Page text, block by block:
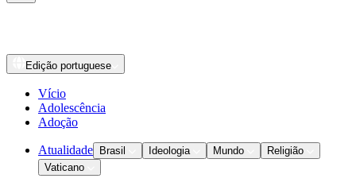
Edição portuguese
Vício
Adolescência
Adoção
Atualidade Brasil Ideologia Mundo
Religião
Vaticano